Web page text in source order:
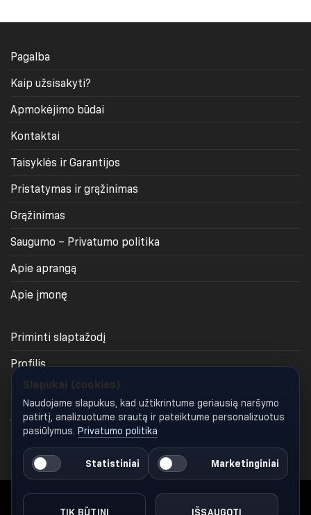
Pagalba
Kaip užsisakyti?
Apmokėjimo būdai
Kontaktai
Taisyklės ir Garantijos
Pristatymas ir grąžinimas
Grąžinimas
Saugumo – Privatumo politika
Apie aprangą
Apie įmonę
Priminti slaptažodį
Profilis
Krepšelis
Apmokėjimas
Keisti slapukų nustatymus
Slapukai (cookies)
Naudojame slapukus, kad užtikrintume geriausią naršymo
patirtį, analizuotume srautą ir pateiktume personalizuotus
pasiūlymus. Privatumo politika
Statistiniai Marketinginiai
TIK BŪTINI IŠSAUGOTI